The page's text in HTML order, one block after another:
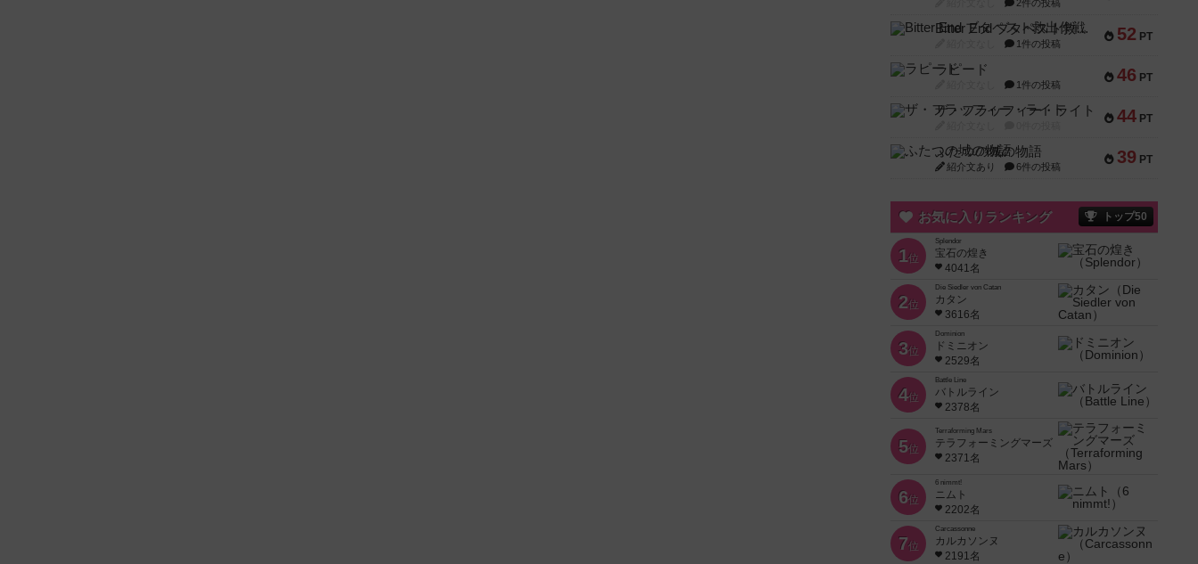
2件の投稿
52 PT
Bitter End ブタペスト救出作戦
1件の投稿
46 PT
ラピード
1件の投稿
44 PT
ザ・フラッフィー・ライト
39 PT
ふたつの城の物語
紹介文あり 6件の投稿
お気に入りランキング トップ50
1位
Splendor
宝石の煌き
4041名
2位
Die Siedler von Catan
カタン
3616名
3位
Dominion
ドミニオン
2529名
4位
Battle Line
バトルライン
2378名
5位
Terraforming Mars
テラフォーミングマーズ
2371名
6位
6 nimmt!
ニムト
2202名
7位
Carcassonne
カルカソンヌ
2191名